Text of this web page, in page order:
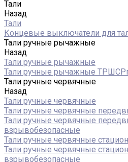
Тали
Назад
Тали
Концевые выключатели для
Тали ручные рычажные
Назад
Тали ручные рычажные
Тали ручные рычажные
Тали ручные червячные
Назад
Тали ручные червячные
Тали ручные червячные
Тали ручные червячные
взрывобезопасные
Тали ручные червячные
Тали ручные червячные
взрывобезопасные